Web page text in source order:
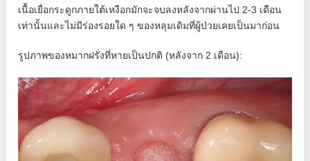
เนื้อเยื่อกระดูกภายใต้เหงือกมักจะจบลงหลังจากผ่านไป 2-3 เดือน
เท่านั้นและไม่มีร่องรอยใด ๆ ของหลุมเดิมที่ผู้ป่วยเคยเป็นมาก่อน
รูปภาพของหมากฝรั่งที่หายเป็นปกติ (หลังจาก 2 เดือน):